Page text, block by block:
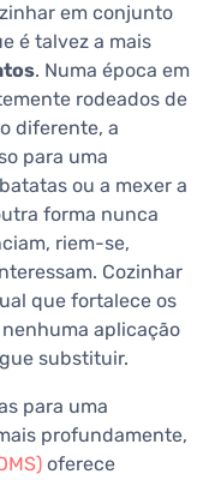
em conjunto
é talvez a mais
. Numa época em
rodeados de
diferente, a
para uma
ou a mexer a
forma nunca
riem-se,
Cozinhar
que fortalece os
aplicação
substituir.
para uma
profundamente,
oferece